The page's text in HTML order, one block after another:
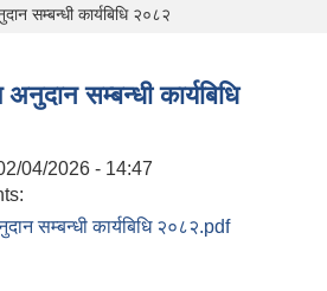
सम्बन्धी कार्यबिधि २०८२
सम्बन्धी कार्यबिधि
04/2026 - 14:47
सम्बन्धी कार्यबिधि २०८२.pdf